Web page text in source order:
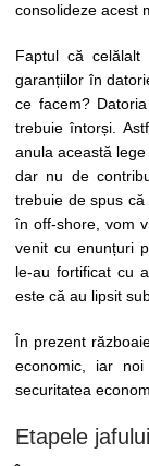
consolideze acest
Faptul că
garanțiilor în
ce facem?
trebuie întorși.
anula această
dar nu de
trebuie de spus
în off-shore, vom
venit cu enunțuri
le-au fortificat cu
este că au lipsit
În prezent
economic, iar
securitatea
Etapele